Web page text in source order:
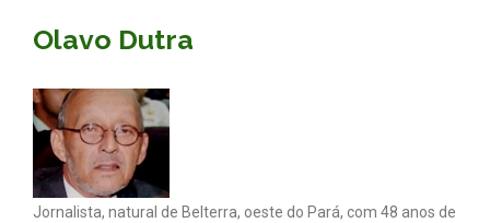
Olavo Dutra
Jornalista, natural de Belterra, oeste do Pará, com 48 anos de